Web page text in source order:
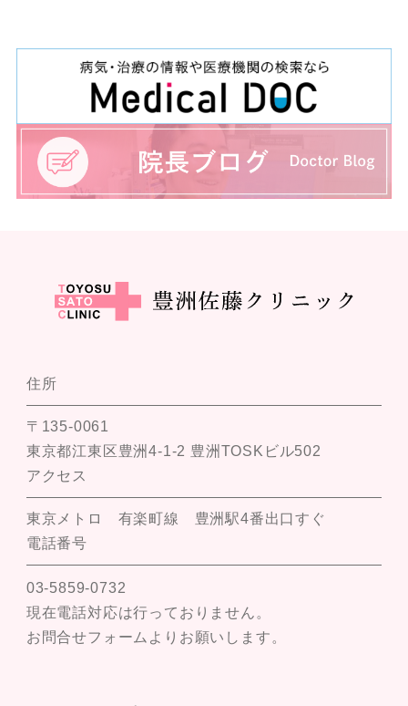
住所
〒135-0061
東京都江東区豊洲4-1-2 豊洲TOSKビル502
アクセス
東京メトロ 有楽町線 豊洲駅4番出口すぐ
電話番号
03-5859-0732
現在電話対応は行っておりません。
お問合せフォームよりお願いします。